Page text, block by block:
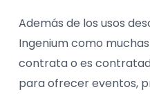
Además de los usos
Ingenium como
contrata o es
para ofrecer eventos,